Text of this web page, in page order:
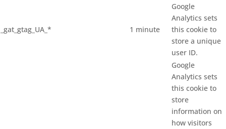
_gat_gtag_UA_* 1 minute
Google
Analytics sets
this cookie to
store a unique
user ID.
Google
Analytics sets
this cookie to
store
information on
how visitors